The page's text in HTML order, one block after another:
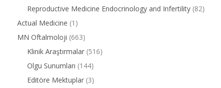
Reproductive Medicine Endocrinology and Infertility (82)
Actual Medicine (1)
MN Oftalmoloji (663)
Klinik Araştırmalar (516)
Olgu Sunumları (144)
Editöre Mektuplar (3)